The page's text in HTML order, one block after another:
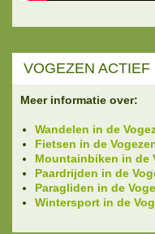
VOGEZEN ACTIEF
Meer informatie over:
Wandelen in de
Fietsen in de
Mountainbiken in de
Paardrijden in de
Paragliden in de
Wintersport in de